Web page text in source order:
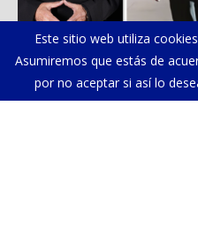
Dudamel reúne a Los
Este sitio web utiliza
Asumiremos que estás de
por no aceptar si así lo